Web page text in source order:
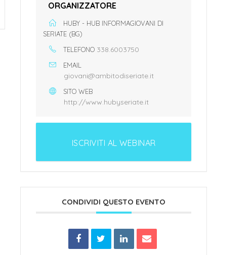
ORGANIZZATORE
HUBY - HUB INFORMAGIOVANI DI
SERIATE (BG)
TELEFONO 338.6003750
EMAIL
giovani@ambitodiseriate.it
SITO WEB
http://www.hubyseriate.it
ISCRIVITI AL WEBINAR
CONDIVIDI QUESTO EVENTO